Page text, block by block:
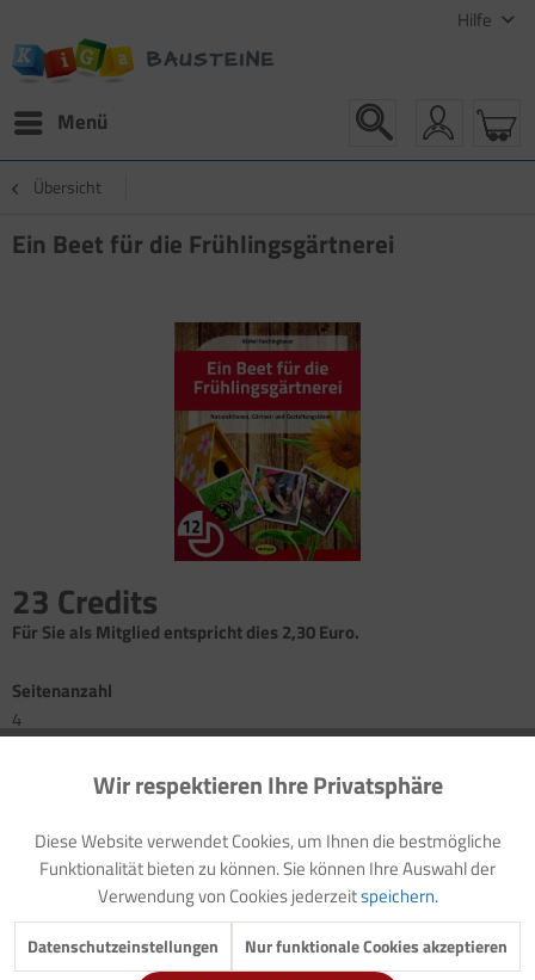
Hilfe
Menü
Übersicht
Ein Beet für die Frühlingsgärtnerei
23 Credits
Für Sie als Mitglied entspricht dies 2,30 Euro.
Seitenanzahl
4
Einleitung: Frühlingserwachen
Hintergrundinformationen: Hochbeet
Bauanleitung für ein Hochbeet
Hintergrundinformationen: Einjährige, zweijährige und
mehrjährige Pflanzen
Funktionale Aktiv
Marketing Inaktiv
Tracking Inaktiv
Wir respektieren Ihre Privatsphäre
Diese Website verwendet Cookies, um Ihnen die bestmögliche
Funktionalität bieten zu können. Sie können Ihre Auswahl der
Verwendung von Cookies jederzeitspeichern.
Datenschutzeinstellungen Nur funktionale Cookies akzeptieren